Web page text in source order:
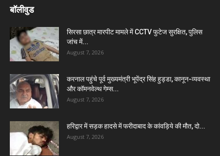
बॉलीवुड
सिरसा छात्र मारपीट मामले में CCTV फुटेज सुरक्षित, पुलिस
जांच में...
August 7, 2026
करनाल पहुंचे पूर्व मुख्यमंत्री भूपेंद्र सिंह हुड्डा, कानून-व्यवस्था
और कॉमनवेल्थ गेम्स...
August 7, 2026
हरिद्वार में सड़क हादसे में फरीदाबाद के कांवड़िये की मौत, दो...
August 7, 2026